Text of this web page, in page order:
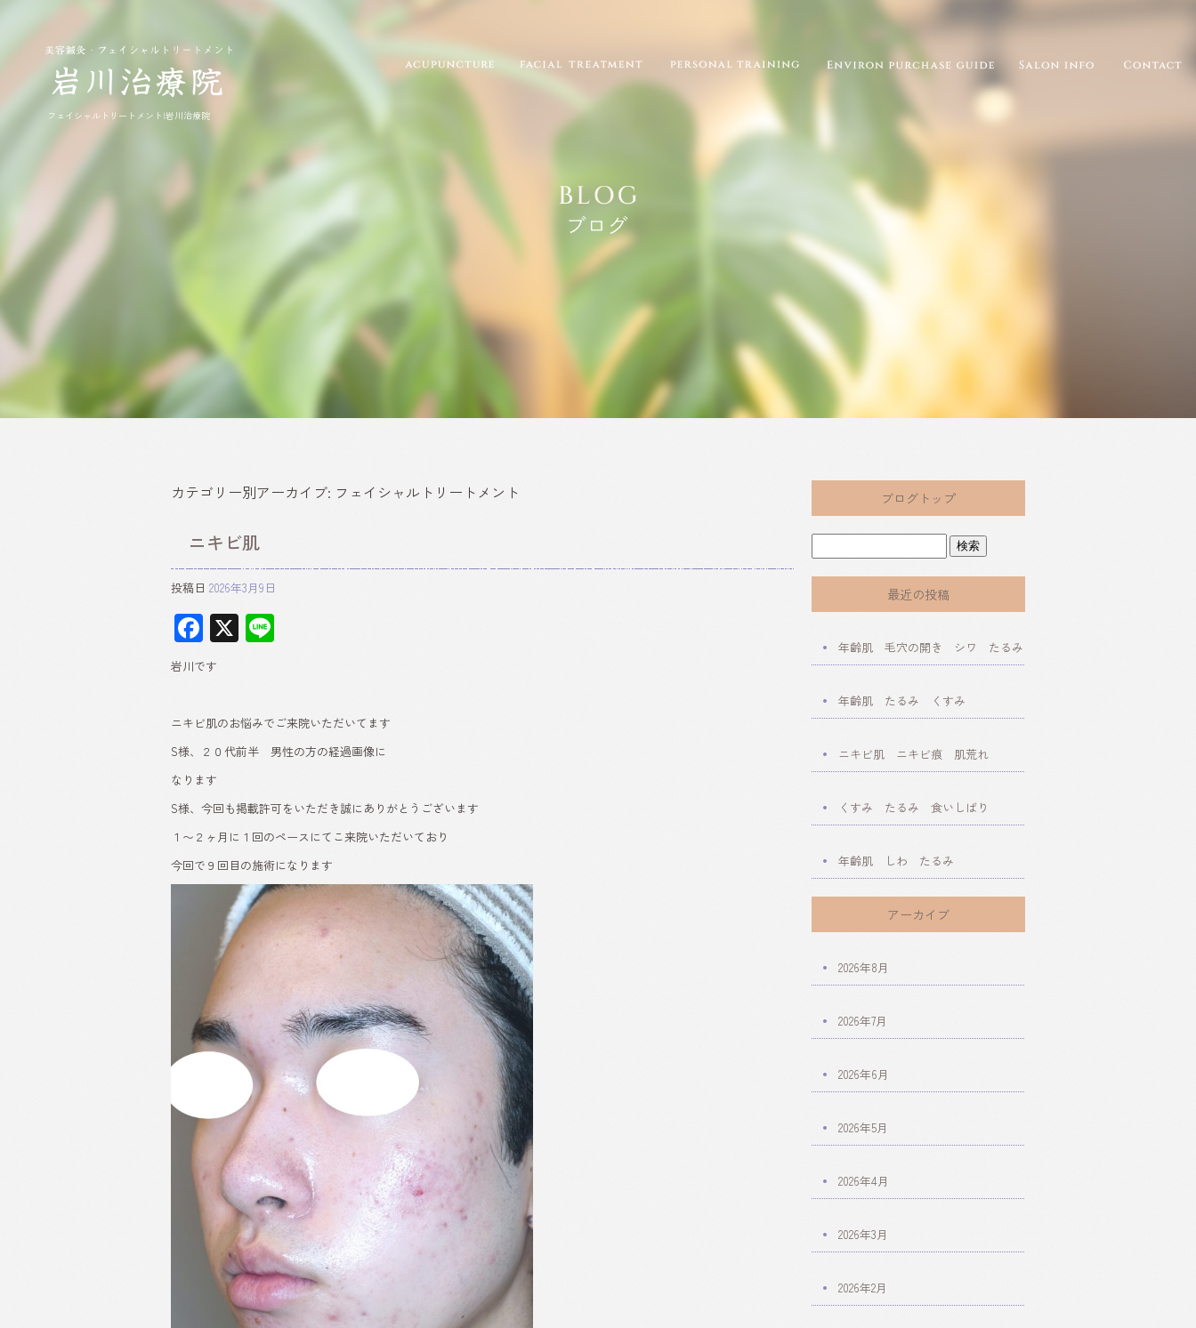
フェイシャルトリートメント|岩川治療院
カテゴリー別アーカイブ: フェイシャルトリートメント
ニキビ肌
投稿日 2026年3月9日
F
ac
e
b
o
ok
X
岩川です
ニキビ肌のお悩みでご来院いただいてます
S様、２０代前半 男性の方の経過画像に
なります
S様、今回も掲載許可をいただき誠にありがとうございます
１〜２ヶ月に１回のペースにてこ来院いただいており
今回で９回目の施術になります
ブログトップ
最近の投稿
年齢肌 毛穴の開き シワ たるみ
年齢肌 たるみ くすみ
ニキビ肌 ニキビ痕 肌荒れ
くすみ たるみ 食いしばり
年齢肌 しわ たるみ
アーカイブ
2026年8月
2026年7月
2026年6月
2026年5月
2026年4月
2026年3月
2026年2月